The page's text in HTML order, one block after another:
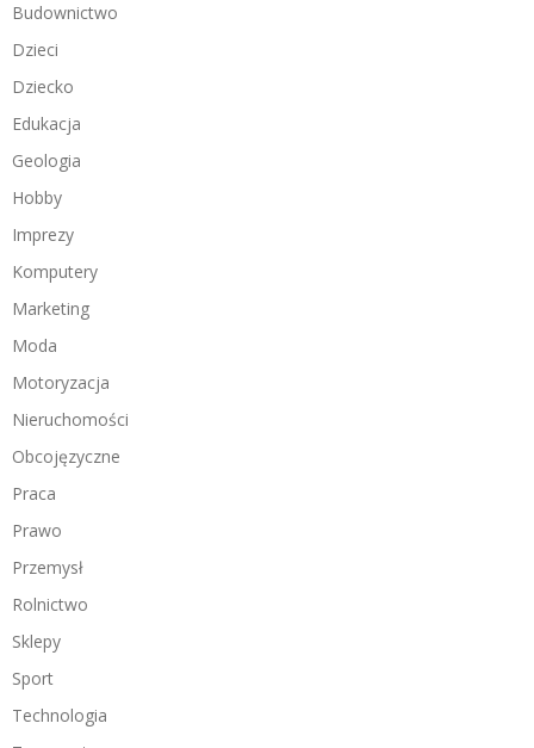
Budownictwo
Dzieci
Dziecko
Edukacja
Geologia
Hobby
Imprezy
Komputery
Marketing
Moda
Motoryzacja
Nieruchomości
Obcojęzyczne
Praca
Prawo
Przemysł
Rolnictwo
Sklepy
Sport
Technologia